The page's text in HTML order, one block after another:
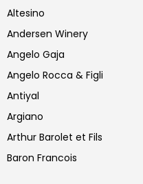
Altesino
Andersen Winery
Angelo Gaja
Angelo Rocca & Figli
Antiyal
Argiano
Arthur Barolet et Fils
Baron Francois